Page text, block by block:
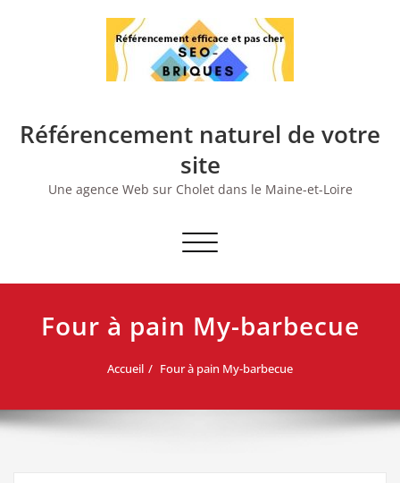
Référencement naturel de votre
site
Une agence Web sur Cholet dans le Maine-et-Loire
Afficher/masquer
navigation
Four à pain My-barbecue
Accueil Four à pain My-barbecue